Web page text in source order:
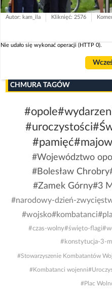
Autor: kam_ila Kliknięć: 2576
Nie udało się wykonać operacji (HTTP 0).
CHMURA TAGÓW
#opole
#uroczystości
#pamięć
#Województwo
#Bolesław Chrobry
#Zamek Górny#3
#narodowy-dzień-
#wojsko#kombatanci
#czas-wolny#święto-flagi
#konstytucja-3-
#Stowarzyszenie Kombatantów
#Kombatanci wojenni
#Plac